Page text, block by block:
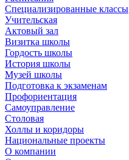
Специализированные классы
Учительская
Актовый зал
Визитка школы
Гордость школы
История школы
Музей школы
Подготовка к экзаменам
Профориентация
Самоуправление
Столовая
Холлы и коридоры
Национальные проекты
О компании